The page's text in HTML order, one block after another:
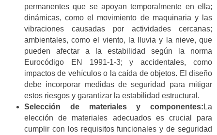
permanentes que se apoyan temporalmente en ella;
dinámicas, como el movimiento de maquinaria y las
vibraciones causadas por actividades cercanas;
ambientales, como el viento, la lluvia y la nieve, que
pueden afectar a la estabilidad según la norma
Eurocódigo EN 1991-1-3; y accidentales, como
impactos de vehículos o la caída de objetos. El diseño
debe incorporar medidas de seguridad para mitigar
estos riesgos y garantizar la estabilidad estructural.
Selección de materiales y componentes: La
elección de materiales adecuados es crucial para
cumplir con los requisitos funcionales y de seguridad